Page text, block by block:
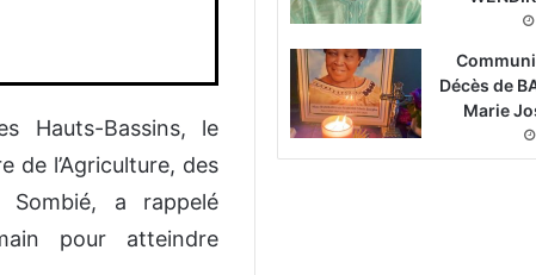
Hauts-Bassins, le
de l’Agriculture, des
Sombié, a rappelé
pour atteindre
Décès de
Marie